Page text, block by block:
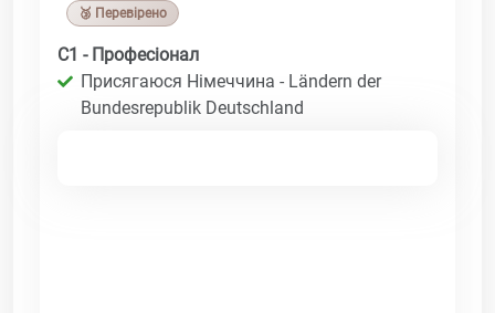
🥉 Перевірено
C1 - Професіонал
Присягаюся Німеччина - Ländern der
Bundesrepublik Deutschland